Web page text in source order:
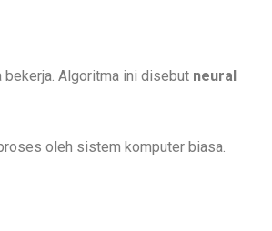
Algoritma ini disebut neural
oleh sistem komputer biasa.